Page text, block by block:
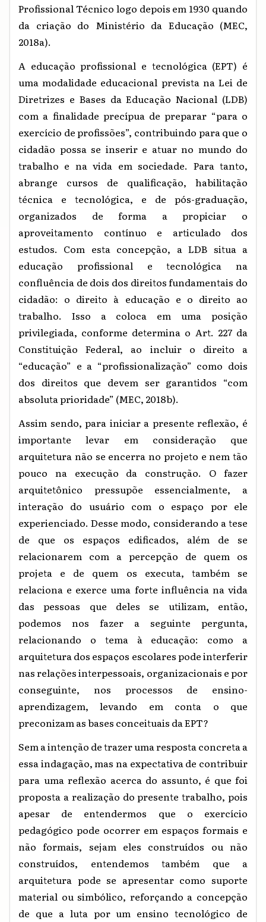
Profissional Técnico logo depois em 1930 quando
da criação do Ministério da Educação (MEC,
2018a).
A educação profissional e tecnológica (EPT) é
uma modalidade educacional prevista na Lei de
Diretrizes e Bases da Educação Nacional (LDB)
com a finalidade precípua de preparar “para o
exercício de profissões”, contribuindo para que o
cidadão possa se inserir e atuar no mundo do
trabalho e na vida em sociedade. Para tanto,
abrange cursos de qualificação, habilitação
técnica e tecnológica, e de pós-graduação,
organizados de forma a propiciar o
aproveitamento contínuo e articulado dos
estudos. Com esta concepção, a LDB situa a
educação profissional e tecnológica na
confluência de dois dos direitos fundamentais do
cidadão: o direito à educação e o direito ao
trabalho. Isso a coloca em uma posição
privilegiada, conforme determina o Art. 227 da
Constituição Federal, ao incluir o direito a
“educação” e a “profissionalização” como dois
dos direitos que devem ser garantidos “com
absoluta prioridade” (MEC, 2018b).
Assim sendo, para iniciar a presente reflexão, é
importante levar em consideração que
arquitetura não se encerra no projeto e nem tão
pouco na execução da construção. O fazer
arquitetônico pressupõe essencialmente, a
interação do usuário com o espaço por ele
experienciado. Desse modo, considerando a tese
de que os espaços edificados, além de se
relacionarem com a percepção de quem os
projeta e de quem os executa, também se
relaciona e exerce uma forte influência na vida
das pessoas que deles se utilizam, então,
podemos nos fazer a seguinte pergunta,
relacionando o tema à educação: como a
arquitetura dos espaços escolares pode interferir
nas relações interpessoais, organizacionais e por
conseguinte, nos processos de ensino-
aprendizagem, levando em conta o que
preconizam as bases conceituais da EPT?
Sem a intenção de trazer uma resposta concreta a
essa indagação, mas na expectativa de contribuir
para uma reflexão acerca do assunto, é que foi
proposta a realização do presente trabalho, pois
apesar de entendermos que o exercício
pedagógico pode ocorrer em espaços formais e
não formais, sejam eles construídos ou não
construídos, entendemos também que a
arquitetura pode se apresentar como suporte
material ou simbólico, reforçando a concepção
de que a luta por um ensino tecnológico de